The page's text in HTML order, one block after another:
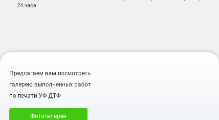
24 часа.
Предлагаем вам посмотреть
галерею выполненных работ
по печати УФ ДТФ
Фотогалерея